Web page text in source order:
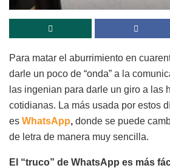
Para matar el aburrimiento en
darle un poco de “onda” a la
las ingenian para darle un giro a las
cotidianas. La más usada por estos
es WhatsApp, donde se puede
de letra de manera muy sencilla.
El “truco” de WhatsApp es más